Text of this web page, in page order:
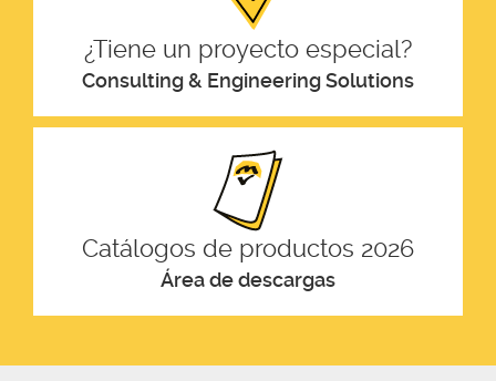
¿Tiene un proyecto especial?
Consulting & Engineering Solutions
Catálogos de productos 2026
Área de descargas